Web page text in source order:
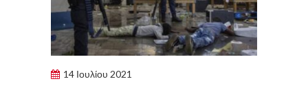
14 Ιουλίου 2021